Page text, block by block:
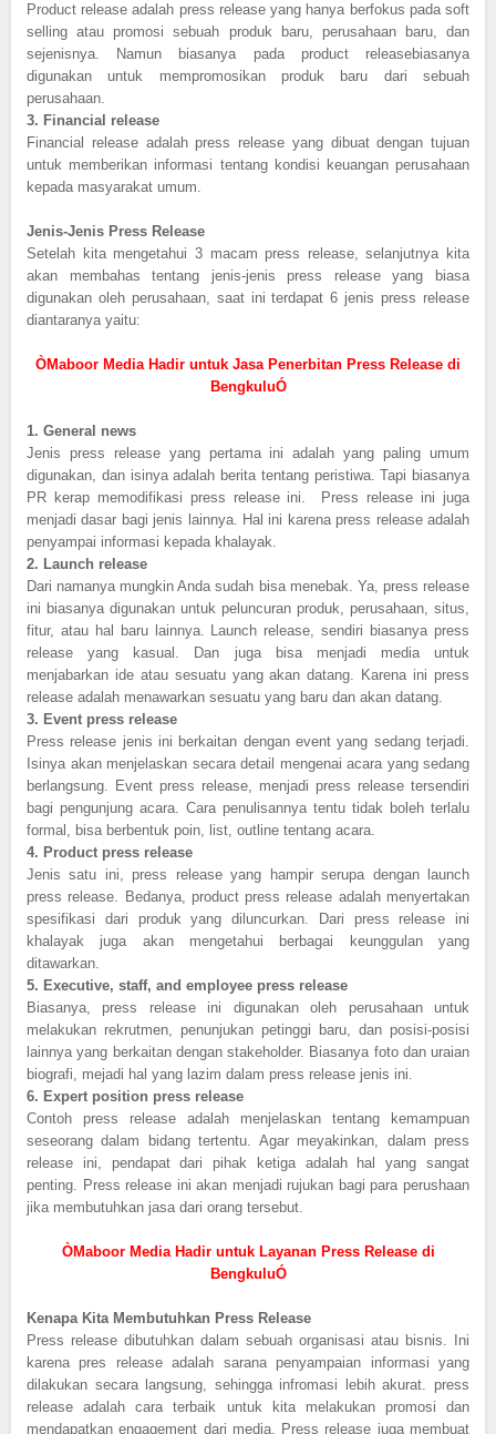
Product release adalah press release yang hanya berfokus pada soft
selling atau promosi sebuah produk baru, perusahaan baru, dan
sejenisnya. Namun biasanya pada product releasebiasanya
digunakan untuk mempromosikan produk baru dari sebuah
perusahaan.
3. Financial release
Financial release adalah press release yang dibuat dengan tujuan
untuk memberikan informasi tentang kondisi keuangan perusahaan
kepada masyarakat umum.
Jenis-Jenis Press Release
Setelah kita mengetahui 3 macam press release, selanjutnya kita
akan membahas tentang jenis-jenis press release yang biasa
digunakan oleh perusahaan, saat ini terdapat 6 jenis press release
diantaranya yaitu:
ÒMaboor Media Hadir untuk Jasa Penerbitan Press Release di
BengkuluÓ
1. General news
Jenis press release yang pertama ini adalah yang paling umum
digunakan, dan isinya adalah berita tentang peristiwa. Tapi biasanya
PR kerap memodifikasi press release ini. Press release ini juga
menjadi dasar bagi jenis lainnya. Hal ini karena press release adalah
penyampai informasi kepada khalayak.
2. Launch release
Dari namanya mungkin Anda sudah bisa menebak. Ya, press release
ini biasanya digunakan untuk peluncuran produk, perusahaan, situs,
fitur, atau hal baru lainnya. Launch release, sendiri biasanya press
release yang kasual. Dan juga bisa menjadi media untuk
menjabarkan ide atau sesuatu yang akan datang. Karena ini press
release adalah menawarkan sesuatu yang baru dan akan datang.
3. Event press release
Press release jenis ini berkaitan dengan event yang sedang terjadi.
Isinya akan menjelaskan secara detail mengenai acara yang sedang
berlangsung. Event press release, menjadi press release tersendiri
bagi pengunjung acara. Cara penulisannya tentu tidak boleh terlalu
formal, bisa berbentuk poin, list, outline tentang acara.
4. Product press release
Jenis satu ini, press release yang hampir serupa dengan launch
press release. Bedanya, product press release adalah menyertakan
spesifikasi dari produk yang diluncurkan. Dari press release ini
khalayak juga akan mengetahui berbagai keunggulan yang
ditawarkan.
5. Executive, staff, and employee press release
Biasanya, press release ini digunakan oleh perusahaan untuk
melakukan rekrutmen, penunjukan petinggi baru, dan posisi-posisi
lainnya yang berkaitan dengan stakeholder. Biasanya foto dan uraian
biografi, mejadi hal yang lazim dalam press release jenis ini.
6. Expert position press release
Contoh press release adalah menjelaskan tentang kemampuan
seseorang dalam bidang tertentu. Agar meyakinkan, dalam press
release ini, pendapat dari pihak ketiga adalah hal yang sangat
penting. Press release ini akan menjadi rujukan bagi para perushaan
jika membutuhkan jasa dari orang tersebut.
ÒMaboor Media Hadir untuk Layanan Press Release di
BengkuluÓ
Kenapa Kita Membutuhkan Press Release
Press release dibutuhkan dalam sebuah organisasi atau bisnis. Ini
karena pres release adalah sarana penyampaian informasi yang
dilakukan secara langsung, sehingga infromasi lebih akurat. press
release adalah cara terbaik untuk kita melakukan promosi dan
mendapatkan engagement dari media. Press release juga membuat